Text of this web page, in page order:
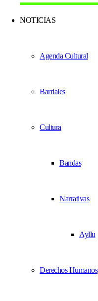
NOTICIAS
Agenda Cultural
Barriales
Cultura
Bandas
Narrativas
Ayllu
Derechos Humanos